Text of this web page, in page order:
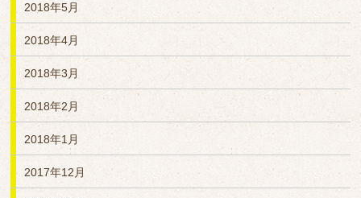
2018年5月
2018年4月
2018年3月
2018年2月
2018年1月
2017年12月